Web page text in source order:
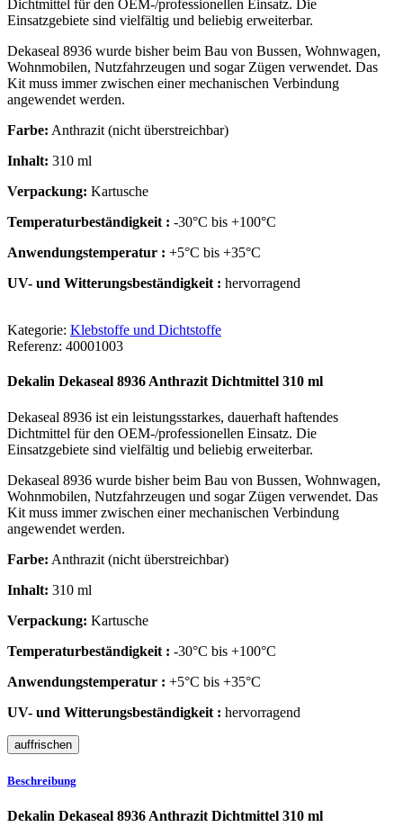
Dichtmittel für den OEM-/professionellen Einsatz. Die
Einsatzgebiete sind vielfältig und beliebig erweiterbar.
Dekaseal 8936 wurde bisher beim Bau von Bussen, Wohnwagen,
Wohnmobilen, Nutzfahrzeugen und sogar Zügen verwendet. Das
Kit muss immer zwischen einer mechanischen Verbindung
angewendet werden.
Farbe: Anthrazit (nicht überstreichbar)
Inhalt: 310 ml
Verpackung: Kartusche
Temperaturbeständigkeit : -30°C bis +100°C
Anwendungstemperatur : +5°C bis +35°C
UV- und Witterungsbeständigkeit : hervorragend
Kategorie: Klebstoffe und Dichtstoffe
Referenz: 40001003
Dekalin Dekaseal 8936 Anthrazit Dichtmittel 310 ml
Dekaseal 8936 ist ein leistungsstarkes, dauerhaft haftendes
Dichtmittel für den OEM-/professionellen Einsatz. Die
Einsatzgebiete sind vielfältig und beliebig erweiterbar.
Dekaseal 8936 wurde bisher beim Bau von Bussen, Wohnwagen,
Wohnmobilen, Nutzfahrzeugen und sogar Zügen verwendet. Das
Kit muss immer zwischen einer mechanischen Verbindung
angewendet werden.
Farbe: Anthrazit (nicht überstreichbar)
Inhalt: 310 ml
Verpackung: Kartusche
Temperaturbeständigkeit : -30°C bis +100°C
Anwendungstemperatur : +5°C bis +35°C
UV- und Witterungsbeständigkeit : hervorragend
Beschreibung
Dekalin Dekaseal 8936 Anthrazit Dichtmittel 310 ml